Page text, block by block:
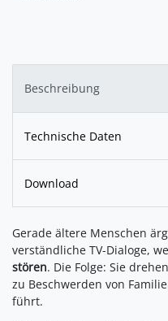
Beschreibung
Technische Daten
Download
Gerade ältere Menschen
verständliche TV-Dialoge,
stören. Die Folge: Sie
zu Beschwerden von
führt.